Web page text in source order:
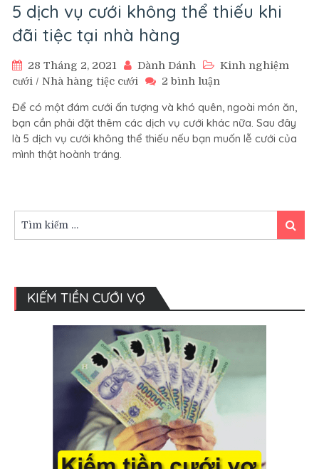
5 dịch vụ cưới không thể thiếu khi
đãi tiệc tại nhà hàng
28 Tháng 2, 2021 Dành Dánh
Kinh nghiệm
cưới / Nhà hàng tiệc cưới 2 bình luận
dịch
vụ
cưới
đãi
tại
Để có một đám cưới ấn tượng và khó quên, ngoài món ăn,
bạn cần phải đặt thêm các dịch vụ cưới khác nữa. Sau đây
là 5 dịch vụ cưới không thể thiếu nếu bạn muốn lễ cưới của
mình thật hoành tráng.
kiếm:
Tìm
kiếm
KIẾM TIỀN CƯỚI VỢ